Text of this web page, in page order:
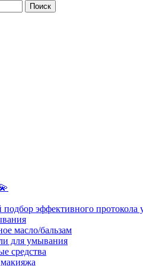
эффективного протокола
масло/бальзам
для умывания
средства